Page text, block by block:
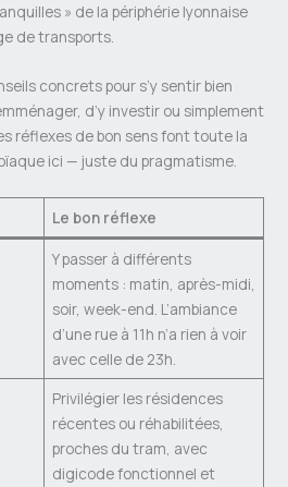
» de la périphérie lyonnaise
de transports.
concrets pour s’y sentir bien
d’y investir ou simplement
réflexes de bon sens font toute la
ici — juste du pragmatisme.
Le bon réflexe
Y passer à différents
moments : matin, après-midi,
soir, week-end. L’ambiance
d’une rue à 11h n’a rien à voir
avec celle de 23h.
Privilégier les résidences
récentes ou réhabilitées,
proches du tram, avec
digicode fonctionnel et